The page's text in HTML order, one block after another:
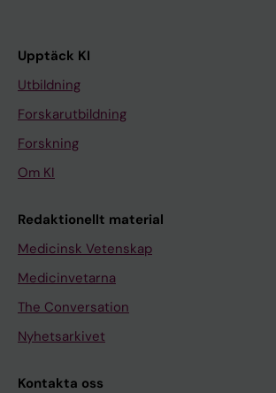
Upptäck KI
Utbildning
Forskarutbildning
Forskning
Om KI
Redaktionellt material
Medicinsk Vetenskap
Medicinvetarna
The Conversation
Nyhetsarkivet
Kontakta oss